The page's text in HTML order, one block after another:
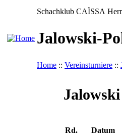
Schachklub CAÏSSA
Jalowski-
Home :: Vereinsturniere ::
Jalowski
Rd.
Datum